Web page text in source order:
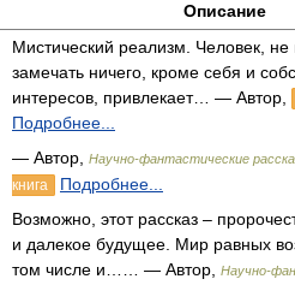
Описание
Мистический реализм. Человек,
замечать ничего, кроме себя и
интересов, привлекает… — Автор,
Подробнее...
— Автор, Научно-фантастические
книга
Подробнее...
Возможно, этот рассказ –
и далекое будущее. Мир равных
том числе и…… — Автор,
Научно-